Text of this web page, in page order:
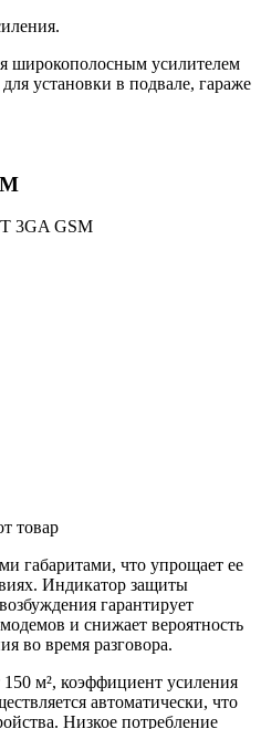
широкополосным усилителем
установки в подвале, гараже
товар
габаритами, что упрощает ее
Индикатор защиты
гарантирует
и снижает вероятность
во время разговора.
м², коэффициент усиления
автоматически, что
Низкое потребление